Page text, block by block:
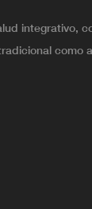
integrativo,
como